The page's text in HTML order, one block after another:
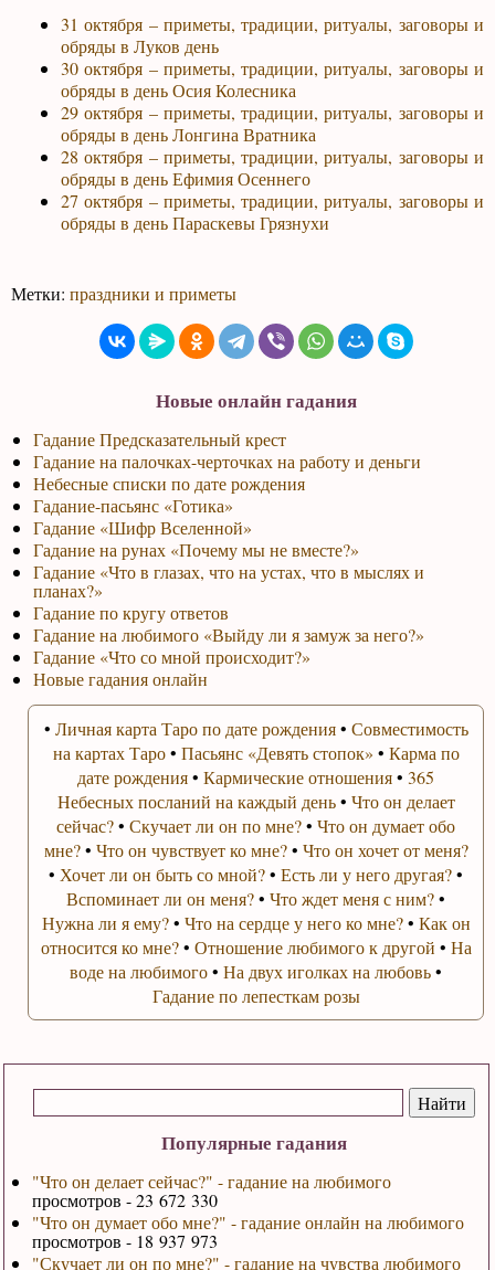
Популярные гадания
"Что он делает сейчас?" - гадание на любимого
просмотров - 23 672 330
"Что он думает обо мне?" - гадание онлайн на любимого
просмотров - 18 937 973
"Скучает ли он по мне?" - гадание на чувства любимого
31 октября – приметы, традиции, ритуалы, заговоры и
обряды в Луков день
30 октября – приметы, традиции, ритуалы, заговоры и
обряды в день Осия Колесника
29 октября – приметы, традиции, ритуалы, заговоры и
обряды в день Лонгина Вратника
28 октября – приметы, традиции, ритуалы, заговоры и
обряды в день Ефимия Осеннего
27 октября – приметы, традиции, ритуалы, заговоры и
обряды в день Параскевы Грязнухи
Метки:праздники и приметы
Новые онлайн гадания
Гадание Предсказательный крест
Гадание на палочках-черточках на работу и деньги
Небесные списки по дате рождения
Гадание-пасьянс «Готика»
Гадание «Шифр Вселенной»
Гадание на рунах «Почему мы не вместе?»
Гадание «Что в глазах, что на устах, что в мыслях и
планах?»
Гадание по кругу ответов
Гадание на любимого «Выйду ли я замуж за него?»
Гадание «Что со мной происходит?»
Новые гадания онлайн
• Личная карта Таро по дате рождения• Совместимость
на картах Таро• Пасьянс «Девять стопок» • Карма по
дате рождения•Кармические отношения•365
Небесных посланий на каждый день• Что он делает
сейчас?•Скучает ли он по мне?•Что он думает обо
мне?• Что он чувствует ко мне?• Что он хочет от меня?
• Хочет ли он быть со мной?•Есть ли у него другая?•
Вспоминает ли он меня?•Что ждет меня с ним?•
Нужна ли я ему?• Что на сердце у него ко мне?• Как он
относится ко мне?• Отношение любимого к другой • На
воде на любимого•На двух иголках на любовь•
Гадание по лепесткам розы